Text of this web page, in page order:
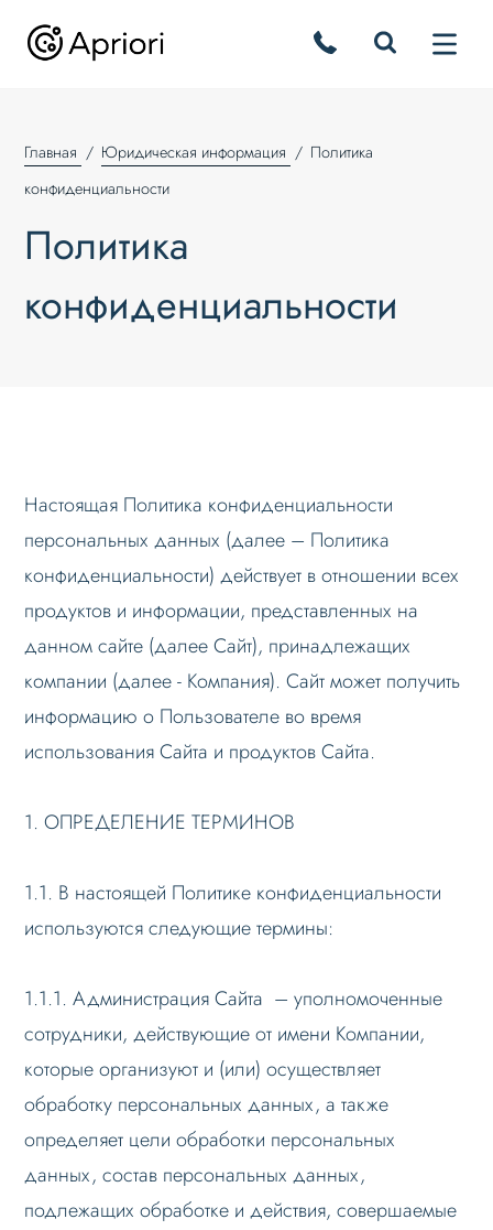
Главная Юридическая информация
Политика
конфиденциальности
Политика
конфиденциальности
Настоящая Политика конфиденциальности
персональных данных (далее – Политика
конфиденциальности) действует в отношении всех
продуктов и информации, представленных на
данном сайте (далее Сайт), принадлежащих
компании (далее - Компания). Сайт может получить
информацию о Пользователе во время
использования Сайта и продуктов Сайта.
1. ОПРЕДЕЛЕНИЕ ТЕРМИНОВ
1.1. В настоящей Политике конфиденциальности
используются следующие термины:
1.1.1. Администрация Сайта – уполномоченные
сотрудники, действующие от имени Компании,
которые организуют и (или) осуществляет
обработку персональных данных, а также
определяет цели обработки персональных
данных, состав персональных данных,
подлежащих обработке и действия, совершаемые